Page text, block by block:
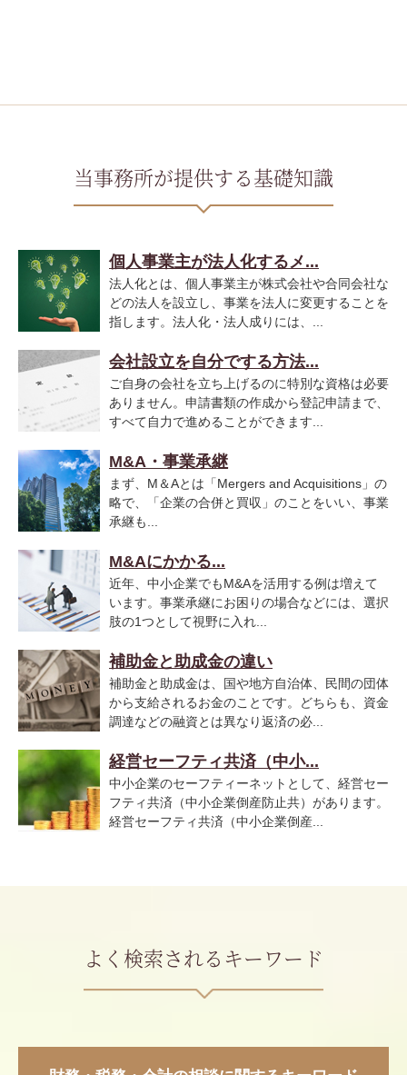
当事務所が提供する基礎知識
個人事業主が法人化するメ...
法人化とは、個人事業主が株式会社や合同会社な
どの法人を設立し、事業を法人に変更することを
指します。法人化・法人成りには、...
会社設立を自分でする方法...
ご自身の会社を立ち上げるのに特別な資格は必要
ありません。申請書類の作成から登記申請まで、
すべて自力で進めることができます...
M&A・事業承継
まず、M＆Aとは「Mergers and Acquisitions」の
略で、「企業の合併と買収」のことをいい、事業
承継も...
M&Aにかかる...
近年、中小企業でもM&Aを活用する例は増えて
います。事業承継にお困りの場合などには、選択
肢の1つとして視野に入れ...
補助金と助成金の違い
補助金と助成金は、国や地方自治体、民間の団体
から支給されるお金のことです。どちらも、資金
調達などの融資とは異なり返済の必...
経営セーフティ共済（中小...
中小企業のセーフティーネットとして、経営セー
フティ共済（中小企業倒産防止共）があります。
経営セーフティ共済（中小企業倒産...
よく検索されるキーワード